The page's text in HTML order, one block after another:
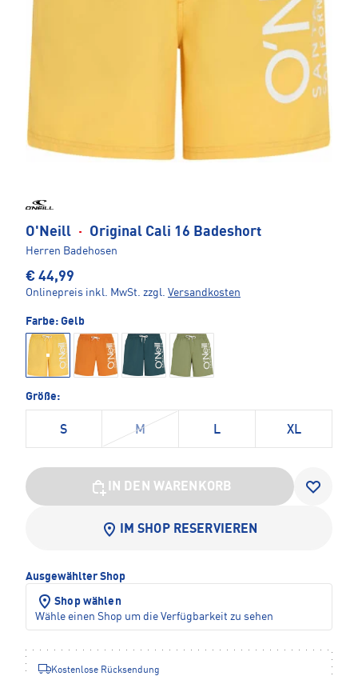
O'Neill · Original Cali 16 Badeshort
Herren Badehosen
€ 44,99
Onlinepreis inkl. MwSt. zzgl. Versandkosten
Farbe: Gelb
Größe:
S M L XL
IN DEN WARENKORB
IM SHOP RESERVIEREN
Ausgewählter Shop
Shop wählen
Wähle einen Shop um die Verfügbarkeit zu sehen
Kostenlose Rücksendung